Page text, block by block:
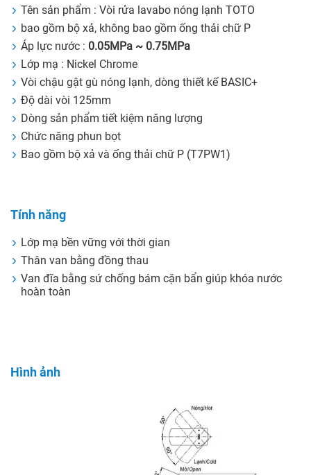
Tên sản phẩm : Vòi rửa lavabo nóng lạnh TOTO
bao gồm bộ xả, không bao gồm ống thải chữ P
Áp lực nước : 0.05MPa ~ 0.75MPa
Lớp mạ : Nickel Chrome
Vòi chậu gật gù nóng lạnh, dòng thiết kế BASIC+
Độ dài vòi 125mm
Dòng sản phẩm tiết kiệm năng lượng
Chức năng phun bọt
Bao gồm bộ xả và ống thải chữ P (T7PW1)
Tính năng
Lớp mạ bền vững với thời gian
Thân van bằng đồng thau
Van đĩa bằng sứ chống bám cặn bẩn giúp khóa nước
hoàn toàn
Hình ảnh